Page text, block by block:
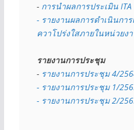
- การนำผลการประเมิน
- รายงานผลการดำเนินกา
ควาโปร่งใสภายในหน่วยง
รายงานการประชุม
- รายงานการประชุม 4/
- รายงานการประชุม 1/
- รายงานการประชุม 2/